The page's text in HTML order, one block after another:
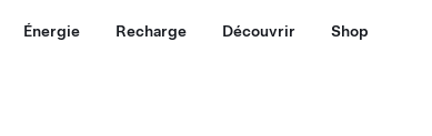
Énergie Recharge Découvrir Shop